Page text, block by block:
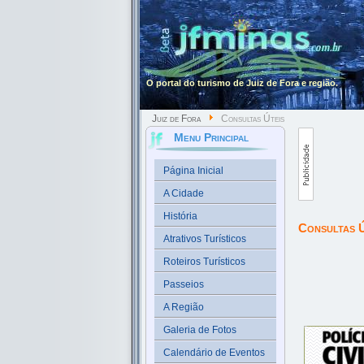
O portal do turismo de Juiz de Fora e região.
Juiz de Fora Consultas Úteis
Menu Principal
Página Inicial
A Cidade
História
Atrativos Turísticos
Roteiros Turísticos
Passeios
A Região
Galeria de Fotos
Calendário de Eventos
Consultas